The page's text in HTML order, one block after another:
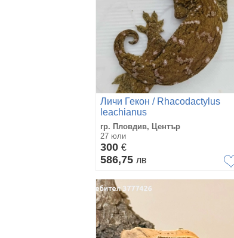
Личи Гекон / Rhacodactylus
leachianus
гр. Пловдив, Център
27 юли
300 €
586,75 лв